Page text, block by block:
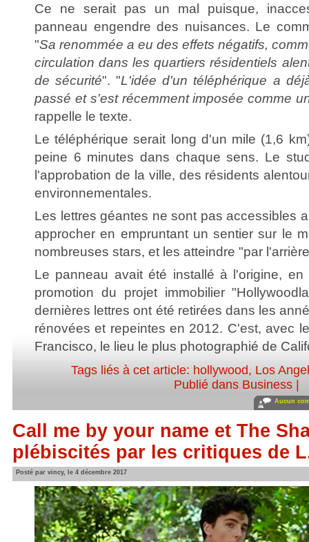
Ce ne serait pas un mal puisque,
panneau engendre des nuisances. Le
"Sa renommée a eu des effets négatifs,
circulation dans les quartiers résidentiels
de sécurité". "L'idée d'un téléphérique a
passé et s'est récemment imposée comme
rappelle le texte.
Le téléphérique serait long d'un mile (1,6
peine 6 minutes dans chaque sens. Le
l'approbation de la ville, des résidents
environnementales.
Les lettres géantes ne sont pas accessibles
approcher en empruntant un sentier sur le
nombreuses stars, et les atteindre "par
Le panneau avait été installé à l'origine,
promotion du projet immobilier
dernières lettres ont été retirées dans les
rénovées et repeintes en 2012. C'est, avec
Francisco, le lieu le plus photographié de
Tags liés à cet article: hollywood, Los
Publié dans Business
Aucun
Call me by your name et The
plébiscités par les critiques de
Posté par vincy, le 4 décembre 2017